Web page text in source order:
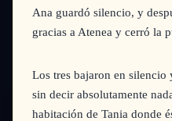
Ana guardó silencio, y
gracias a Atenea y cerró la
Los tres bajaron en silencio
sin decir absolutamente
habitación de Tania donde